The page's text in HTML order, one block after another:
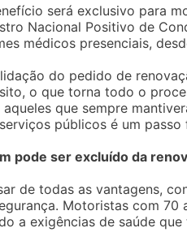
será exclusivo para
Nacional Positivo de
médicos presenciais,
do pedido de
o que torna todo o
aqueles que sempre
públicos é um
pode ser excluído da
de todas as vantagens,
Motoristas com 70
a exigências de saúde